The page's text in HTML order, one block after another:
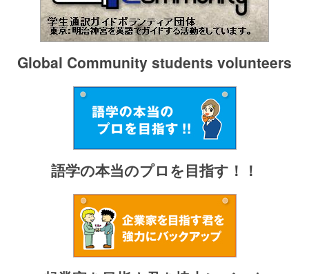
Global Community students volunteers
語学の本当のプロを目指す！！